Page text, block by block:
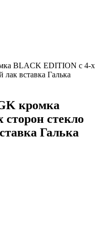
BLACK EDITION с 4-х
вставка Галька
кромка
стекло
Галька